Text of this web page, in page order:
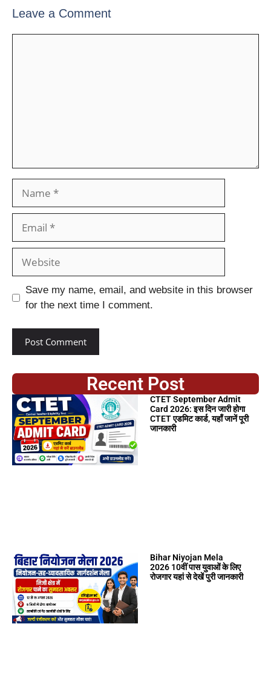
Leave a Comment
Save my name, email, and website in this browser
for the next time I comment.
Recent Post
CTET September Admit
Card 2026: इस दिन जारी होगा
CTET एडमिट कार्ड, यहाँ जानें पूरी
जानकारी
Bihar Niyojan Mela
2026 10वीं पास युवाओं के लिए
रोजगार यहां से देखें पुरी जानकारी